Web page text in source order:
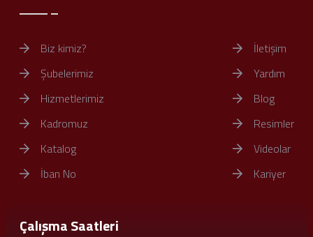
Biz kimiz?
Şubelerimiz
Hizmetlerimiz
Kadromuz
Katalog
İban No
İletişim
Yardım
Blog
Resimler
Videolar
Kariyer
Çalışma Saatleri